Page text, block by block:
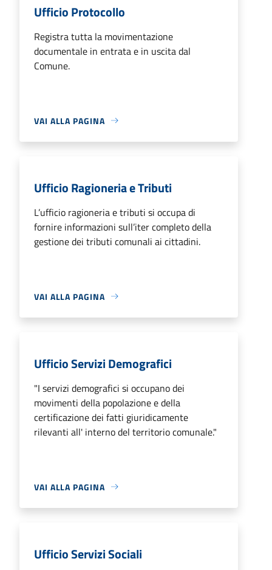
Ufficio Protocollo
Registra tutta la movimentazione
documentale in entrata e in uscita dal
Comune.
VAI ALLA PAGINA
Ufficio Ragioneria e Tributi
L’ufficio ragioneria e tributi si occupa di
fornire informazioni sull’iter completo della
gestione dei tributi comunali ai cittadini.
VAI ALLA PAGINA
Ufficio Servizi Demografici
"I servizi demografici si occupano dei
movimenti della popolazione e della
certificazione dei fatti giuridicamente
rilevanti all' interno del territorio comunale."
VAI ALLA PAGINA
Ufficio Servizi Sociali